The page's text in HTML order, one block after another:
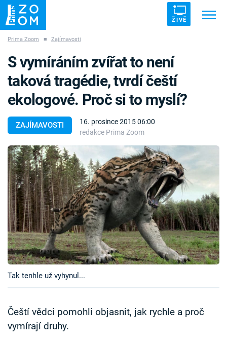
ŽIVĚ
ZÁHADY VETŘELCI DÁVNOVĚKU
Témata
Témata
Pořady
TV Program
Časopis
Sledujte prima+
Sledujte nás
Prima Zoom ■ Zajímavosti
ZAJÍMAVOSTI
16. prosince 2015 06:00
redakce Prima Zoom
S vymíráním zvířat to není
taková tragédie, tvrdí čeští
ekologové. Proč si to myslí?
Tak tenhle už vyhynul...
Čeští vědci pomohli objasnit, jak rychle a proč
vymírají druhy.